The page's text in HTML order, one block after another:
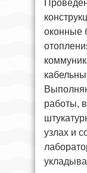
оконные
работы,
узлах и